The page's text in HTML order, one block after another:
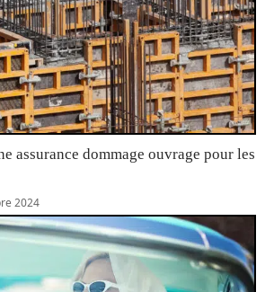
assurance dommage ouvrage pour les
2024